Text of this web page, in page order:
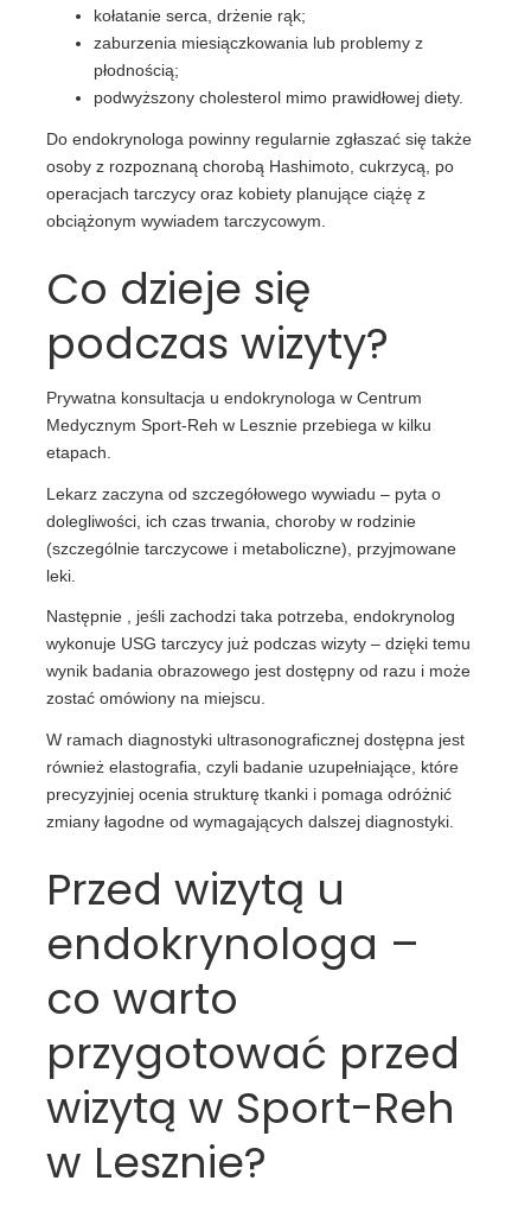
kołatanie serca, drżenie rąk;
zaburzenia miesiączkowania lub problemy z
płodnością;
podwyższony cholesterol mimo prawidłowej diety.
Do endokrynologa powinny regularnie zgłaszać się także
osoby z rozpoznaną chorobą Hashimoto, cukrzycą, po
operacjach tarczycy oraz kobiety planujące ciążę z
obciążonym wywiadem tarczycowym.
Co dzieje się
podczas wizyty?
Prywatna konsultacja u endokrynologa w Centrum
Medycznym Sport-Reh w Lesznie przebiega w kilku
etapach.
Lekarz zaczyna od szczegółowego wywiadu – pyta o
dolegliwości, ich czas trwania, choroby w rodzinie
(szczególnie tarczycowe i metaboliczne), przyjmowane
leki.
Następnie , jeśli zachodzi taka potrzeba, endokrynolog
wykonuje USG tarczycy już podczas wizyty – dzięki temu
wynik badania obrazowego jest dostępny od razu i może
zostać omówiony na miejscu.
W ramach diagnostyki ultrasonograficznej dostępna jest
również elastografia, czyli badanie uzupełniające, które
precyzyjniej ocenia strukturę tkanki i pomaga odróżnić
zmiany łagodne od wymagających dalszej diagnostyki.
Przed wizytą u
endokrynologa –
co warto
przygotować przed
wizytą w Sport-Reh
w Lesznie?